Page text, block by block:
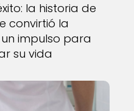
la historia de
convirtió la
impulso para
su vida